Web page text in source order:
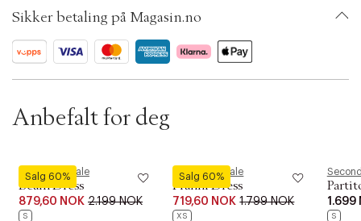
Ax numbers: 06785698
ID: BKKZ85-0GFD
Sikker betaling på Magasin.no
Anbefalt for deg
Salg 60%
Second Female
Beam Dress
879,60 NOK 2.199 NOK
S
Salg 60%
Second Female
Pranni Dress
719,60 NOK 1.799 NOK
XS
1.699
S
Forrige